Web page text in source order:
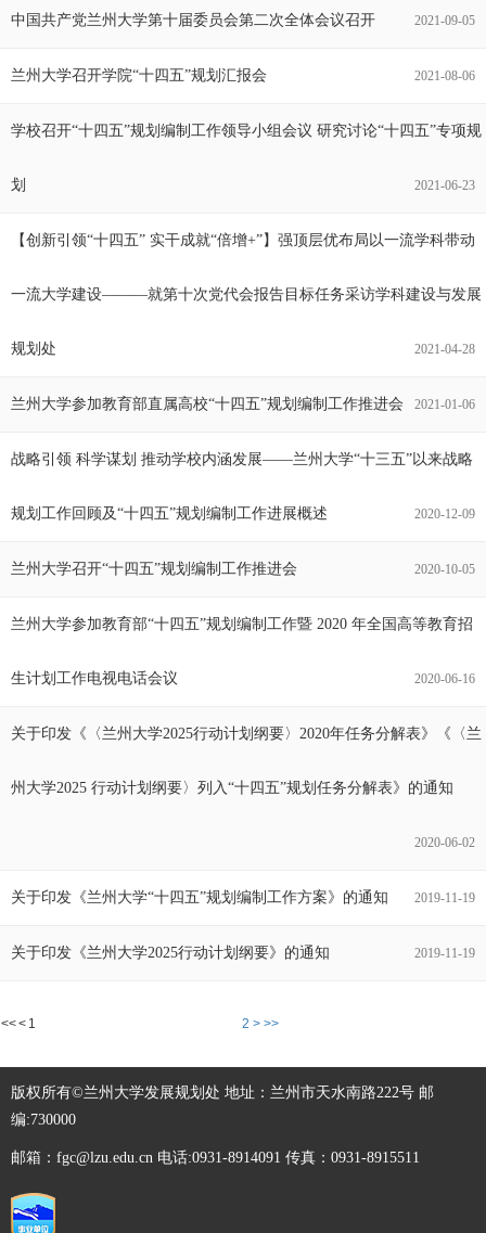
中国共产党兰州大学第十届委员会第二次全体会议召开 2021-09-05
兰州大学召开学院“十四五”规划汇报会 2021-08-06
学校召开“十四五”规划编制工作领导小组会议 研究讨论“十四五”专项规
划 2021-06-23
【创新引领“十四五” 实干成就“倍增+”】强顶层优布局以一流学科带动
一流大学建设———就第十次党代会报告目标任务采访学科建设与发展
规划处 2021-04-28
兰州大学参加教育部直属高校“十四五”规划编制工作推进会 2021-01-06
战略引领 科学谋划 推动学校内涵发展——兰州大学“十三五”以来战略
规划工作回顾及“十四五”规划编制工作进展概述 2020-12-09
兰州大学召开“十四五”规划编制工作推进会 2020-10-05
兰州大学参加教育部“十四五”规划编制工作暨 2020 年全国高等教育招
生计划工作电视电话会议 2020-06-16
关于印发《〈兰州大学2025行动计划纲要〉2020年任务分解表》《〈兰
州大学2025 行动计划纲要〉列入“十四五”规划任务分解表》的通知
2020-06-02
关于印发《兰州大学“十四五”规划编制工作方案》的通知 2019-11-19
关于印发《兰州大学2025行动计划纲要》的通知 2019-11-19
<<< 1 2 > >>
版权所有©兰州大学发展规划处 地址：兰州市天水南路222号 邮
编:730000
邮箱：fgc@lzu.edu.cn 电话:0931-8914091 传真：0931-8915511